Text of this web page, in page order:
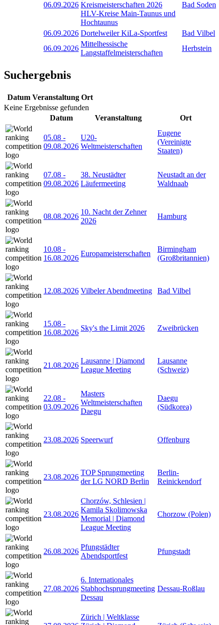
06.09.2026 Kreismeisterschaften 2026
HLV-Kreise Main-Taunus und
Hochtaunus
Bad Soden
06.09.2026 Dortelweiler KiLa-Sportfest
Bad Vilbel
06.09.2026
Mittelhessische
Langstaffelmeisterschaften
Herbstein
Suchergebnis
Datum Veranstaltung Ort
Keine Ergebnisse gefunden
Datum
Veranstaltung Ort
05.08 -
09.08.2026
U20-
Weltmeisterschaften
Eugene
(Vereinigte
Staaten)
07.08 -
09.08.2026
38. Neustädter
Läufermeeting
Neustadt an der
Waldnaab
08.08.2026
10. Nacht der Zehner
2026
Hamburg
10.08 -
16.08.2026
Europameisterschaften
Birmingham
(Großbritannien)
12.08.2026 Vilbeler Abendmeeting Bad Vilbel
15.08 -
16.08.2026
Sky's the Limit 2026 Zweibrücken
21.08.2026
Lausanne | Diamond
League Meeting
Lausanne
(Schweiz)
22.08 -
03.09.2026
Masters
Weltmeisterschaften
Daegu
Daegu
(Südkorea)
23.08.2026 Speerwurf Offenburg
23.08.2026
TOP Sprungmeeting
der LG NORD Berlin
Berlin-
Reinickendorf
23.08.2026
Chorzów, Schlesien |
Kamila Skolimowska
Memorial | Diamond
League Meeting
Chorzow (Polen)
26.08.2026
Pfungstädter
Abendsportfest
Pfungstadt
27.08.2026
6. Internationales
Stabhochsprungmeeting
Dessau
Dessau-Roßlau
Zürich | Weltklasse